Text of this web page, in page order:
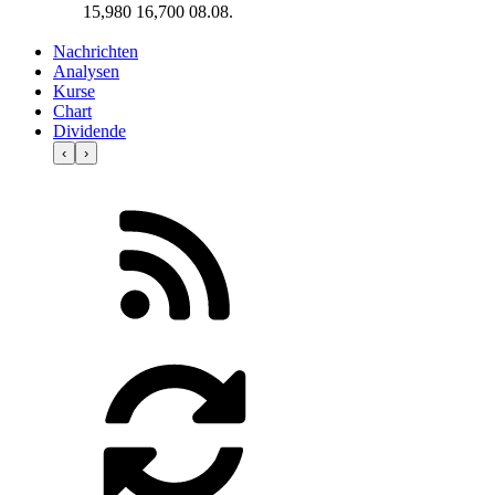
15,980 16,700 08.08.
Nachrichten
Analysen
Kurse
Chart
Dividende
‹ ›